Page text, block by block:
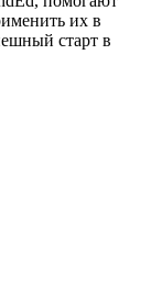
их в
старт в